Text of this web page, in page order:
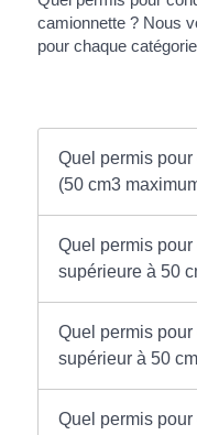
camionnette ? Nous
pour chaque
Quel permis
(50 cm3
Quel permis
supérieure à 50
Quel permis
supérieur à 50
Quel permis